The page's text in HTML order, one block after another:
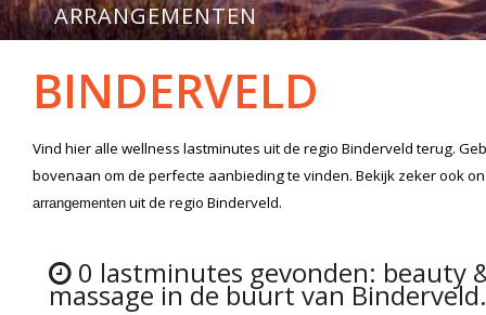
ARRANGEMENTEN
BINDERVELD
Vind hier alle wellness lastminutes uit de regio Binderveldterug.
bovenaan om de perfecte aanbieding te vinden. Bekijk zeker ook
arrangementen uit de regio Binderveld.
0 lastminutes gevonden: beauty
massage in de buurt van Binderveld.